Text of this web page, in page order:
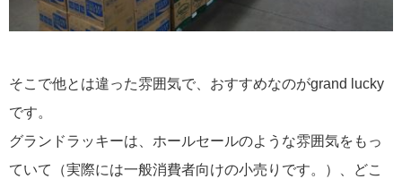
そこで他とは違った雰囲気で、おすすめなのがgrand lucky
です。
グランドラッキーは、ホールセールのような雰囲気をもっ
ていて（実際には一般消費者向けの小売りです。）、どこ